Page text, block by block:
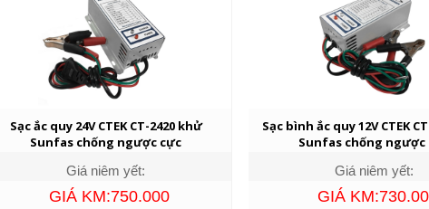
Sạc ắc quy 24V CTEK CT-2420 khử
Sunfas chống ngược cực
Giá niêm yết:
GIÁ KM:750.000
Sạc bình ắc quy 12V CTEK
Sunfas chống ngược
Giá niêm yết:
GIÁ